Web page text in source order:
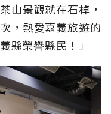
山景觀就在石棹，
，熱愛嘉義旅遊的
縣榮譽縣民！」